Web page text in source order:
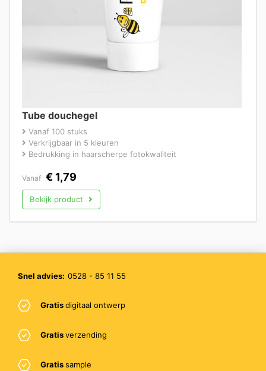
Tube douchegel
Vanaf 100 stuks
Verkrijgbaar in 5 kleuren
Bedrukking in haarscherpe fotokwaliteit
Vanaf € 1,79
Bekijk product
Snel advies: 0528 - 85 11 55
Gratisdigitaal ontwerp
Gratisverzending
Gratissample